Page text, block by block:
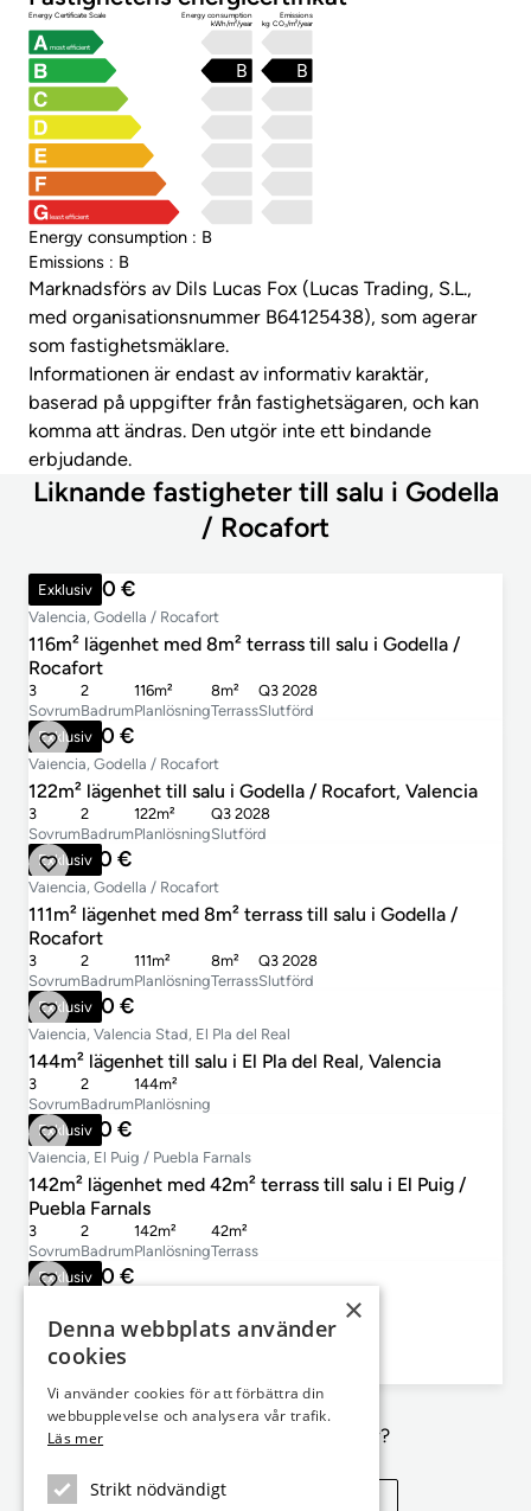
Energy Certificate Scale
Energy consumption
kWh/m²/year
Emissions
kg CO₂/m²/year
most efficient
least efficient
B
B
Energy consumption : B
Emissions : B
Marknadsförs av Dils Lucas Fox (Lucas Trading, S.L.,
med organisationsnummer B64125438), som agerar
som fastighetsmäklare.
Informationen är endast av informativ karaktär,
baserad på uppgifter från fastighetsägaren, och kan
komma att ändras. Den utgör inte ett bindande
erbjudande.
Liknande fastigheter till salu i Godella
/ Rocafort
Exklusiv
400 500 €
Valencia, Godella / Rocafort
116m² lägenhet med 8m² terrass till salu i Godella /
Rocafort
Sovrum
3
Badrum
2
Planlösning
116m²
Terrass
8m²
Slutförd
Q3 2028
Exklusiv
360 000 €
Valencia, Godella / Rocafort
122m² lägenhet till salu i Godella / Rocafort, Valencia
Sovrum
3
Badrum
2
Planlösning
122m²
Slutförd
Q3 2028
Exklusiv
394 500 €
Valencia, Godella / Rocafort
111m² lägenhet med 8m² terrass till salu i Godella /
Rocafort
Sovrum
3
Badrum
2
Planlösning
111m²
Terrass
8m²
Slutförd
Q3 2028
Exklusiv
430 000 €
Valencia, Valencia Stad, El Pla del Real
144m² lägenhet till salu i El Pla del Real, Valencia
Sovrum
3
Badrum
2
Planlösning
144m²
Exklusiv
539 500 €
Valencia, El Puig / Puebla Farnals
142m² lägenhet med 42m² terrass till salu i El Puig /
Puebla Farnals
Sovrum
3
Badrum
2
Planlösning
142m²
Terrass
42m²
Exklusiv
380 000 €
88m² lägenhet till salu i Ruzafa, Valencia
2
Inte exakt vad du letar efter?
×
Denna webbplats använder
cookies
Vi använder cookies för att förbättra din
webbupplevelse och analysera vår trafik.
Läs mer
Strikt nödvändigt